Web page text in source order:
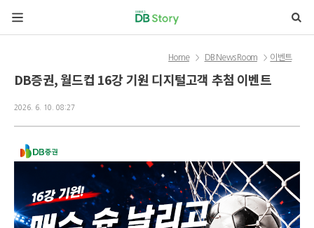
Home > DB News Room > 이벤트
DB증권, 월드컵 16강 기원 디지털고객 추첨 이벤트
2026. 6. 10. 08:27